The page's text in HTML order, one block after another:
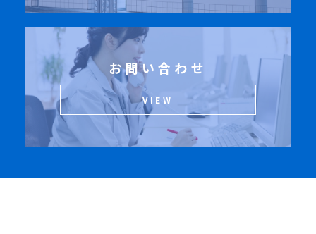
お問い合わせ
VIEW